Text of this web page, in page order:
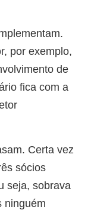
, por exemplo,
de
fica com a
Certa vez
sócios
seja, sobrava
ninguém